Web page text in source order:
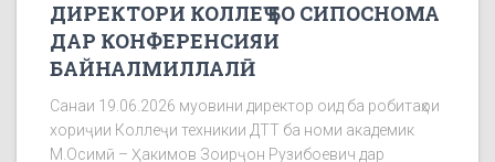
ДИРЕКТОРИ КОЛЛЕҶ БО СИПОСНОМА
ДАР КОНФЕРЕНСИЯИ
БАЙНАЛМИЛЛАЛӢ
Санаи 19.06.2026 муовини директор оид ба робитаҳои
хориҷии Коллеҷи техникии ДТТ ба номи академик
М.Осимӣ – Ҳакимов Зоирҷон Рузибоевич дар